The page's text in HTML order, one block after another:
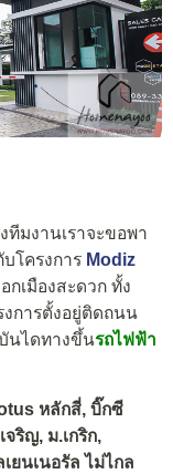
ทีมงานเราจะขอพา
โครงการ Modiz
กเมืองสะดวก ทั้ง
การตั้งอยู่ติดถนน
นไดทางขึ้นรถไฟฟ้า
หลักสี่, บิ๊กซี
ริญ, ม.เกริก,
ยนเนอรัล ไม่ไกล